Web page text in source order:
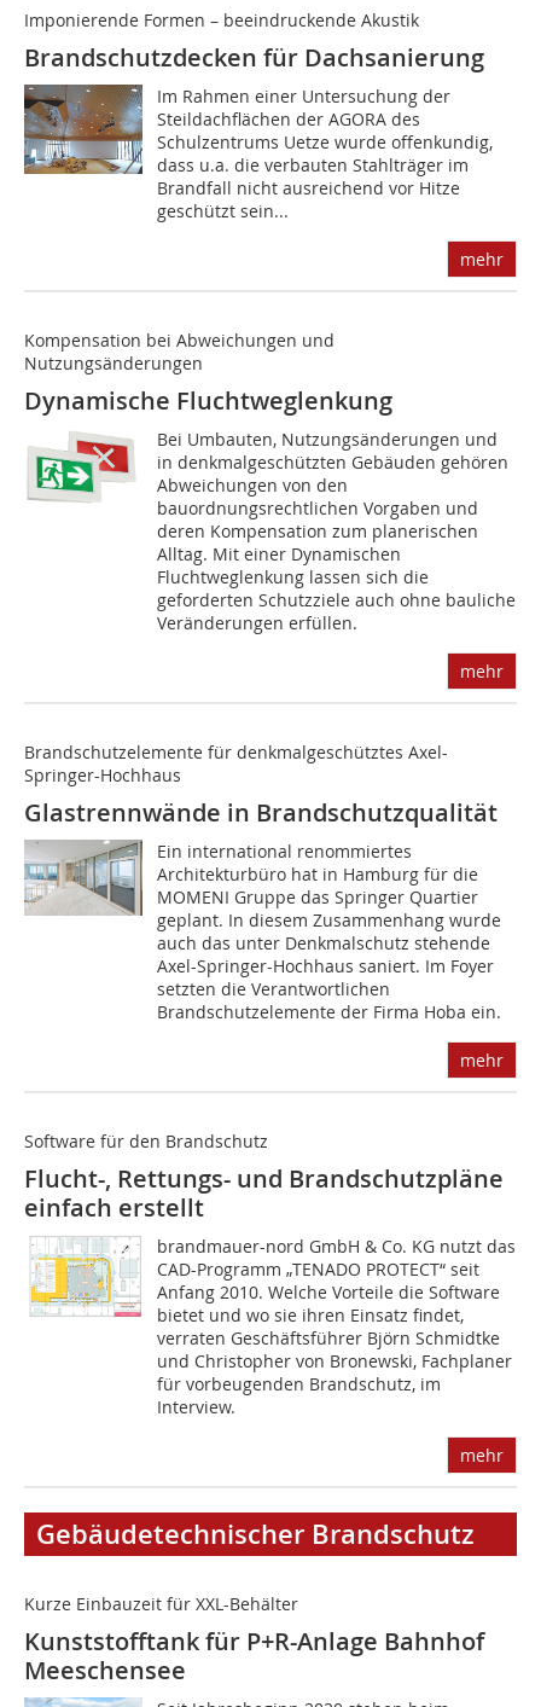
Imponierende Formen – beeindruckende Akustik
Brandschutzdecken für Dachsanierung
Im Rahmen einer Untersuchung der
Steildachflächen der AGORA des
Schulzentrums Uetze wurde offenkundig,
dass u.a. die verbauten Stahlträger im
Brandfall nicht ausreichend vor Hitze
geschützt sein...
mehr
Kompensation bei Abweichungen und
Nutzungsänderungen
Dynamische Fluchtweglenkung
Bei Umbauten, Nutzungsänderungen und
in denkmalgeschützten Gebäuden gehören
Abweichungen von den
bauordnungsrechtlichen Vorgaben und
deren Kompensation zum planerischen
Alltag. Mit einer Dynamischen
Fluchtweglenkung lassen sich die
geforderten Schutzziele auch ohne bauliche
Veränderungen erfüllen.
mehr
Brandschutzelemente für denkmalgeschütztes Axel-
Springer-Hochhaus
Glastrennwände in Brandschutzqualität
Ein international renommiertes
Architekturbüro hat in Hamburg für die
MOMENI Gruppe das Springer Quartier
geplant. In diesem Zusammenhang wurde
auch das unter Denkmalschutz stehende
Axel-Springer-Hochhaus saniert. Im Foyer
setzten die Verantwortlichen
Brandschutzelemente der Firma Hoba ein.
mehr
Software für den Brandschutz
Flucht-, Rettungs- und Brandschutzpläne
einfach erstellt
brandmauer-nord GmbH & Co. KG nutzt das
CAD-Programm „TENADO PROTECT“ seit
Anfang 2010. Welche Vorteile die Software
bietet und wo sie ihren Einsatz findet,
verraten Geschäftsführer Björn Schmidtke
und Christopher von Bronewski, Fachplaner
für vorbeugenden Brandschutz, im
Interview.
mehr
Gebäudetechnischer Brandschutz
Kurze Einbauzeit für XXL-Behälter
Kunststofftank für P+R-Anlage Bahnhof
Meeschensee